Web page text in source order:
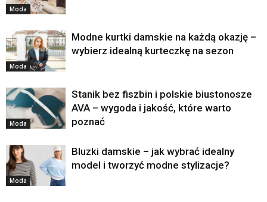
Moda
Moda
Modne kurtki damskie na każdą okazję –
wybierz idealną kurteczkę na sezon
Moda
Stanik bez fiszbin i polskie biustonosze
AVA – wygoda i jakość, które warto
poznać
Moda
Bluzki damskie – jak wybrać idealny
model i tworzyć modne stylizacje?